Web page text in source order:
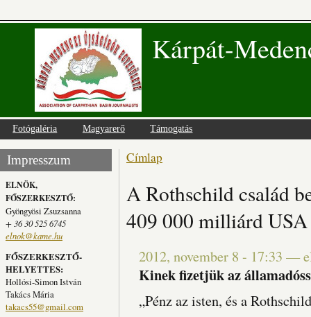
Kárpát-
Fotógaléria Magyarerő Támogatás
Impresszum
ELNÖK,
FŐSZERKESZTŐ:
Gyöngyösi Zsuzsanna
+ 36 30 525 6745
elnok@kame.hu
FŐSZERKESZTŐ-
HELYETTES:
Hollósi-Simon István
Takács Mária
takacs55@gmail.com
Jelenlegi hely
Címlap
A Rothschild család
409 000 milliárd
2012, november 8 - 17:33 —
Kinek fizetjük az
„Pénz az isten, és a